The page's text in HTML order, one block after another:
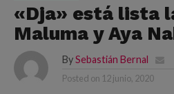
«Dja» está lista
Maluma y Aya
By Sebastián Bernal
Posted on 12 junio, 2020